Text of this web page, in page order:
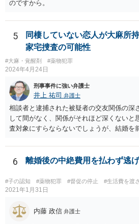
が車の運転なのですね。 一番大事なこと
と思います。 人生は、その気があれば、
ください。
のですから。
5
同棲していない恋人が大麻所
家宅捜査の可能性
#大麻・覚醒剤 #薬物犯罪
2024年4月24日
刑事事件に強い弁護士
井上 祐司 弁護士
相談者と逮捕された被疑者の交友関係の深
して間がなく、関係がそれほど深くないと
査対象にすらならないでしょうが、結婚を
ものがある、という事情が存在する場合、
が行われ、その結果を受けて捜索差押許
を疑われるやり取りが一切なく、共同所持
あれば、心配は特に必要ないかと思われま
6 離婚後の中絶費用を払わず逃げ
#子の認知 #薬物犯罪 #督促の停止 #生活費を渡
2021年1月31日
内藤 政信 弁護士